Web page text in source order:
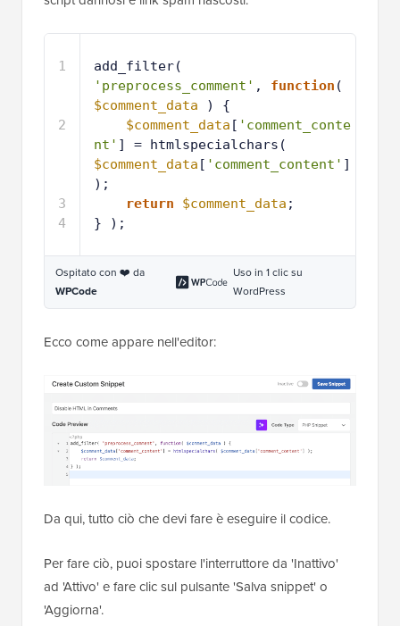
1
2
3
4
'preprocess_comment' , function
$comment_data
) {
$comment_data [ 'comment_conte
nt'
$comment_data [ 'comment_content' ]
);
return
$comment_data ;
} );
Ospitato con ❤️ da
WPCode
Uso in 1 clic su
WordPress
Ecco come appare nell'editor:
Da qui, tutto ciò che devi fare è eseguire il codice.
Per fare ciò, puoi spostare l'interruttore da 'Inattivo'
ad 'Attivo' e fare clic sul pulsante 'Salva snippet' o
'Aggiorna'.